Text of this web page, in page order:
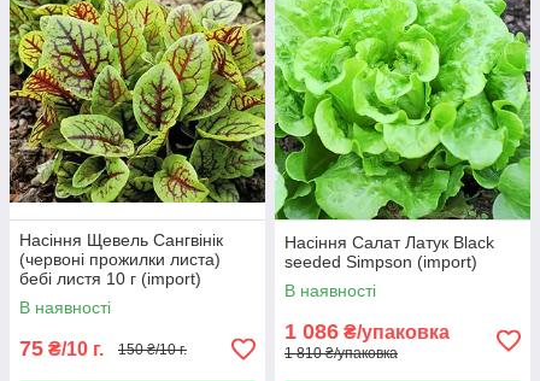
Насіння Щевель Сангвінік
(червоні прожилки листа)
бебі листя 10 г (import)
В наявності
75 ₴/10 г. 150 ₴/10 г.
Насіння Салат Латук Black
seeded Simpson (import)
В наявності
1 086 ₴/упаковка
1 810 ₴/упаковка